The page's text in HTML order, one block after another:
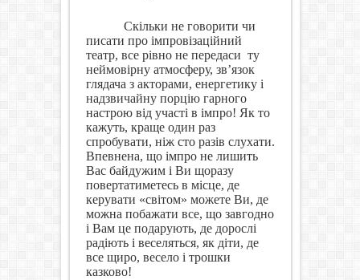
Скільки не говорити чи
писати про імпровізаційний
театр, все рівно не передаси ту
неймовірну атмосферу, зв’язок
глядача з акторами, енергетику і
надзвичайну порцію гарного
настрою від участі в імпро! Як то
кажуть, краще один раз
спробувати, ніж сто разів слухати.
Впевнена, що імпро не лишить
Вас байдужим і Ви щоразу
повертатиметесь в місце, де
керувати «світом» можете Ви, де
можна побажати все, що завгодно
і Вам це подарують, де дорослі
радіють і веселяться, як діти, де
все щиро, весело і трошки
казково!